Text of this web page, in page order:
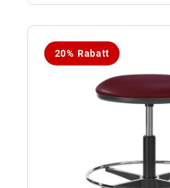
20% Rabatt